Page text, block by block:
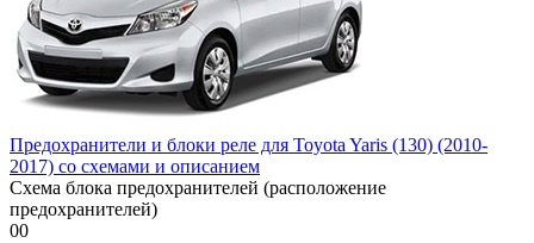
Предохранители и блоки реле для Toyota Yaris (130) (2010-
2017) со схемами и описанием
Схема блока предохранителей (расположение
предохранителей)
00